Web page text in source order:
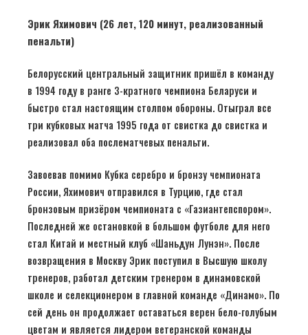
Эрик Яхимович (26 лет, 120 минут, реализованный
пенальти)
Белорусский центральный защитник пришёл в команду
в 1994 году в ранге 3-кратного чемпиона Беларуси и
быстро стал настоящим столпом обороны. Отыграл все
три кубковых матча 1995 года от свистка до свистка и
реализовал оба послематчевых пенальти.
Завоевав помимо Кубка серебро и бронзу чемпионата
России, Яхимович отправился в Турцию, где стал
бронзовым призёром чемпионата с «Газиантепспором».
Последней же остановкой в большом футболе для него
стал Китай и местный клуб «Шаньдун Лунэн». После
возвращения в Москву Эрик поступил в Высшую школу
тренеров, работал детским тренером в динамовской
школе и селекционером в главной команде «Динамо». По
сей день он продолжает оставаться верен бело-голубым
цветам и является лидером ветеранской команды